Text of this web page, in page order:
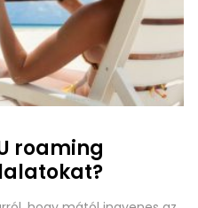
roaming